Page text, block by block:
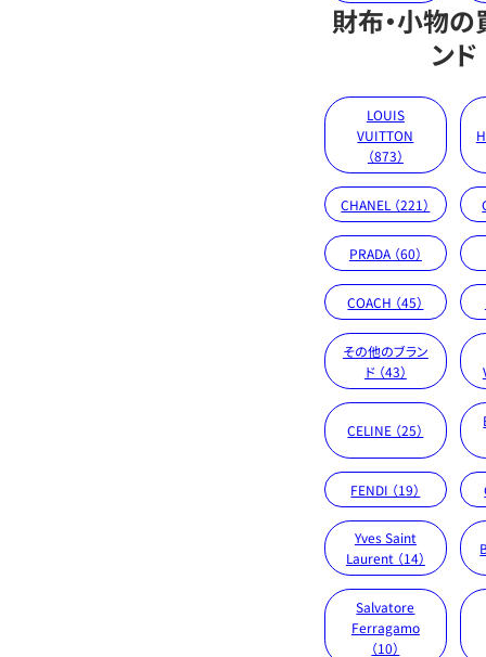
財布・小物
ンド
LOUIS
VUITTON
（873）
CHANEL （221）
PRADA （60）
COACH （45）
その他のブラン
ド （43）
CELINE （25）
FENDI （19）
Yves Saint
Laurent （14）
Salvatore
Ferragamo
（10）